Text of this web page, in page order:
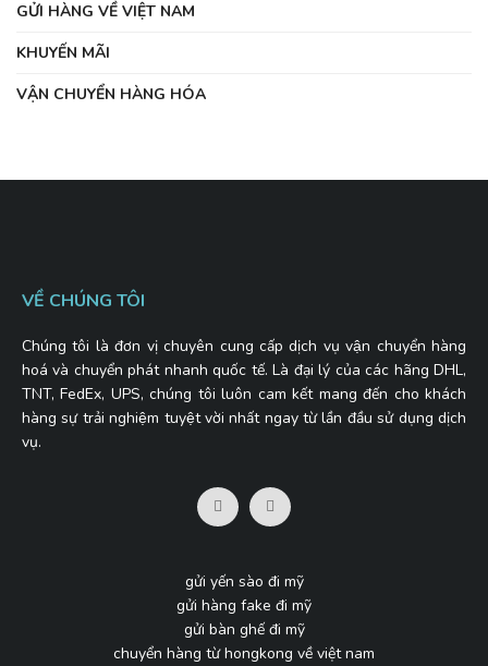
GỬI HÀNG VỀ VIỆT NAM
KHUYẾN MÃI
VẬN CHUYỂN HÀNG HÓA
VỀ CHÚNG TÔI
Chúng tôi là đơn vị chuyên cung cấp dịch vụ vận chuyển hàng
hoá và chuyển phát nhanh quốc tế. Là đại lý của các hãng DHL,
TNT, FedEx, UPS, chúng tôi luôn cam kết mang đến cho khách
hàng sự trải nghiệm tuyệt vời nhất ngay từ lần đầu sử dụng dịch
vụ.
gửi yến sào đi mỹ
gửi hàng fake đi mỹ
gửi bàn ghế đi mỹ
chuyển hàng từ hongkong về việt nam